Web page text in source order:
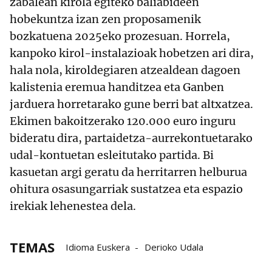
hobekuntza izan zen proposamenik
bozkatuena 2025eko prozesuan. Horrela,
kanpoko kirol-instalazioak hobetzen ari dira,
hala nola, kiroldegiaren atzealdean dagoen
kalistenia eremua handitzea eta Ganben
jarduera horretarako gune berri bat altxatzea.
Ekimen bakoitzerako 120.000 euro inguru
bideratu dira, partaidetza-aurrekontuetarako
udal-kontuetan esleitutako partida. Bi
kasuetan argi geratu da herritarren helburua
ohitura osasungarriak sustatzea eta espazio
irekiak lehenestea dela.
TEMAS Idioma Euskera Derioko Udala